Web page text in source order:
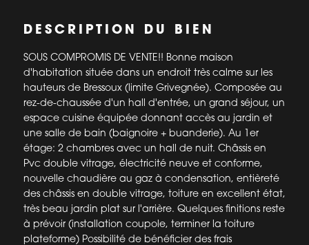
DESCRIPTION DU BIEN
SOUS COMPROMIS DE VENTE!! Bonne maison
d'habitation située dans un endroit très calme sur les
hauteurs de Bressoux (limite Grivegnée). Composée au
rez-de-chaussée d'un hall d'entrée, un grand séjour, un
espace cuisine équipée donnant accès au jardin et
une salle de bain (baignoire + buanderie). Au 1er
étage: 2 chambres avec un hall de nuit. Châssis en
Pvc double vitrage, électricité neuve et conforme,
nouvelle chaudière au gaz à condensation, entièreté
des châssis en double vitrage, toiture en excellent état,
très beau jardin plat sur l'arrière. Quelques finitions reste
à prévoir (installation coupole, terminer la toiture
plateforme) Possibilité de bénéficier des frais